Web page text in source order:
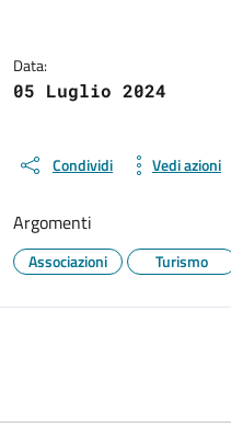
Data:
05 Luglio 2024
Condividi Vedi azioni
Argomenti
Associazioni Turismo